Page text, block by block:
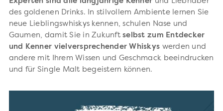
des goldenen Drinks. In stilvollem Ambiente lernen Sie
neue Lieblingswhiskys kennen, schulen Nase und
Gaumen, damit Sie in Zukunftselbst zum Entdecker
und Kenner vielversprechender Whiskys werden und
andere mit Ihrem Wissen und Geschmack beeindrucken
und für Single Malt begeistern können.